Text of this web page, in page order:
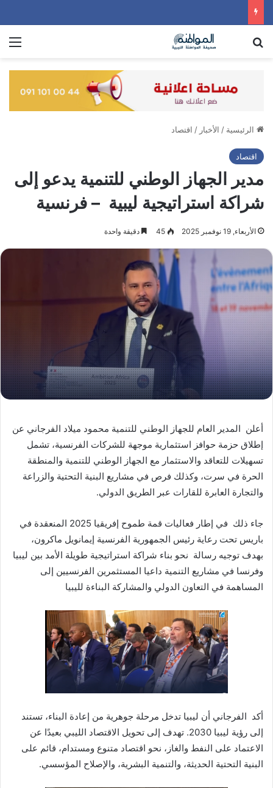
الرئيسية / الأخبار / اقتصاد
اقتصاد
مدير الجهاز الوطني للتنمية يدعو إلى
شراكة استراتيجية ليبية – فرنسية
الأربعاء, 19 نوفمبر 2025 45 دقيقة واحدة
أعلن المدير العام للجهاز الوطني للتنمية محمود ميلاد الفرجاني عن
إطلاق حزمة حوافز استثمارية موجهة للشركات الفرنسية، تشمل
تسهيلات للتعاقد والاستثمار مع الجهاز الوطني للتنمية والمنطقة
الحرة في سرت، وكذلك فرص في مشاريع البنية التحتية والزراعة
والتجارة العابرة للقارات عبر الطريق الدولي.
جاء ذلك في إطار فعاليات قمة طموح إفريقيا 2025 المنعقدة في
باريس تحت رعاية رئيس الجمهورية الفرنسية إيمانويل ماكرون،
بهدف توجيه رسالة نحو بناء شراكة استراتيجية طويلة الأمد بين ليبيا
وفرنسا في مشاريع التنمية داعيا المستثمرين الفرنسيين إلى
المساهمة في التعاون الدولي والمشاركة البناءة لليبيا
أكد الفرجاني أن ليبيا تدخل مرحلة جوهرية من إعادة البناء، تستند
إلى رؤية ليبيا 2030. تهدف إلى تحويل الاقتصاد الليبي بعيدًا عن
الاعتماد على النفط والغاز، نحو اقتصاد متنوع ومستدام، قائم على
البنية التحتية الحديثة، والتنمية البشرية، والإصلاح المؤسسي.